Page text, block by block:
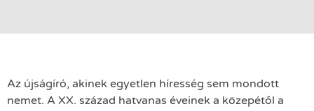
Az újságíró, akinek egyetlen híresség sem mondott
nemet. A XX. század hatvanas éveinek a közepétől a